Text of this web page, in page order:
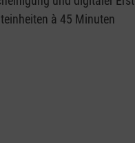
à 45 Minuten